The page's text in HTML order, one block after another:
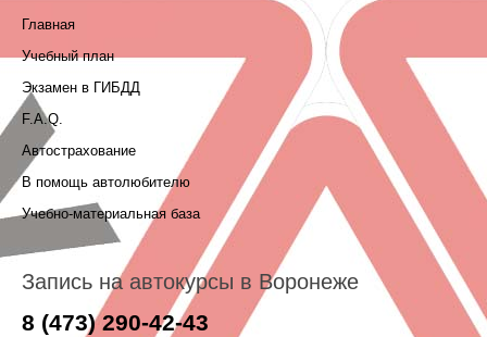
Главная
Учебный план
Экзамен в ГИБДД
F.A.Q.
Автострахование
В помощь автолюбителю
Учебно-материальная база
Запись на автокурсы в Воронеже
8 (473) 290-42-43